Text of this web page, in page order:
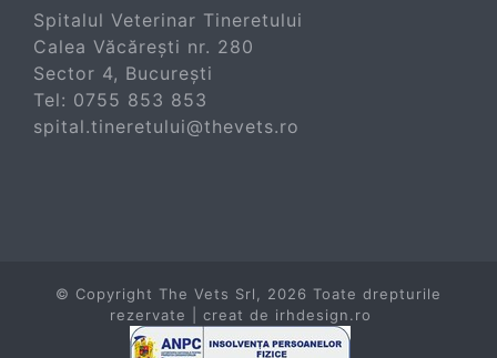
Spitalul Veterinar Tineretului
Calea Văcărești nr. 280
Sector 4, București
Tel: 0755 853 853
spital.tineretului@thevets.ro
© Copyright The Vets Srl, 2026 Toate drepturile
rezervate | creat de irhdesign.ro